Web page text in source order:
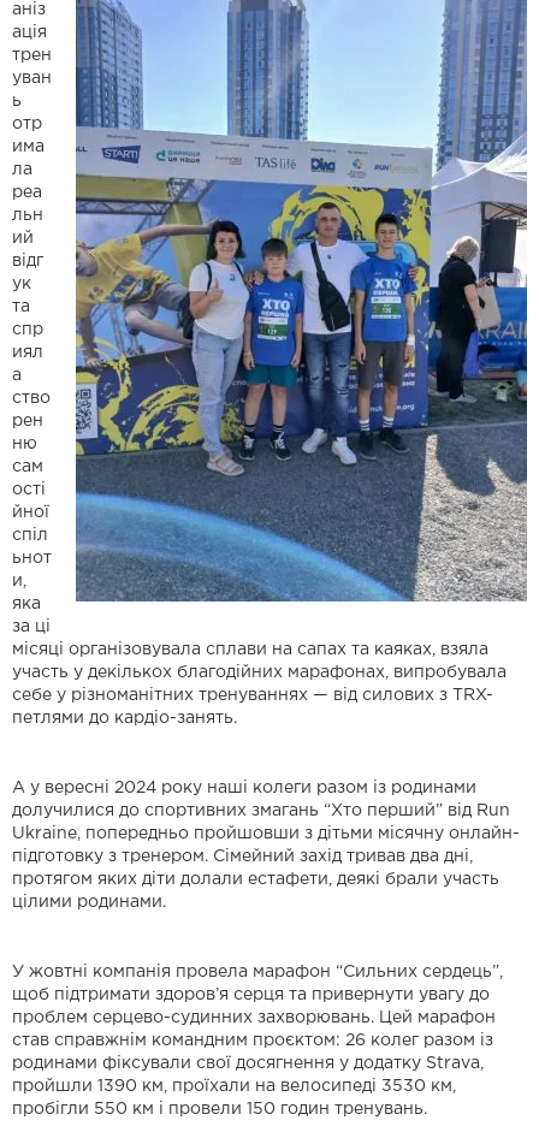
аніз
ація
трен
уван
ь
отр
има
ла
реа
льн
ий
відг
ук
та
спр
иял
а
ство
рен
ню
сам
ості
йної
спіл
ьнот
и,
яка
за ці
місяці організовувала сплави на сапах та каяках, взяла
участь у декількох благодійних марафонах, випробувала
себе у різноманітних тренуваннях — від силових з TRX-
петлями до кардіо-занять.
А у вересні 2024 року наші колеги разом із родинами
долучилися до спортивних змагань “Хто перший” від Run
Ukraine, попередньо пройшовши з дітьми місячну онлайн-
підготовку з тренером. Сімейний захід тривав два дні,
протягом яких діти долали естафети, деякі брали участь
цілими родинами.
У жовтні компанія провела марафон “Сильних сердець”,
щоб підтримати здоров’я серця та привернути увагу до
проблем серцево-судинних захворювань. Цей марафон
став справжнім командним проєктом: 26 колег разом із
родинами фіксували свої досягнення у додатку Strava,
пройшли 1390 км, проїхали на велосипеді 3530 км,
пробігли 550 км і провели 150 годин тренувань.